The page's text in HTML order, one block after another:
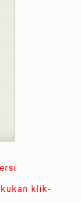
klik-